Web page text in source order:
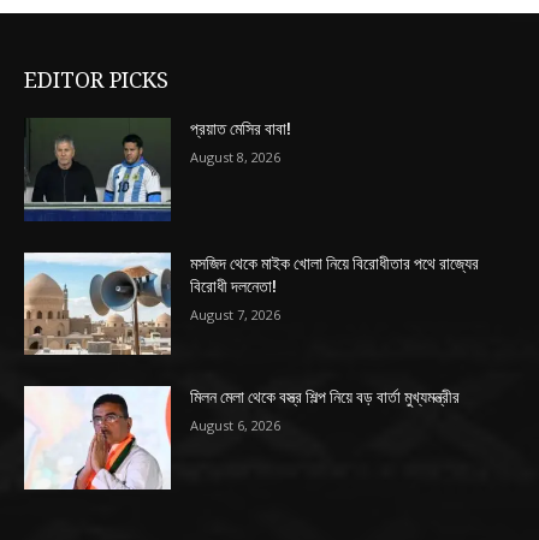
EDITOR PICKS
প্রয়াত মেসির বাবা!
August 8, 2026
মসজিদ থেকে মাইক খোলা নিয়ে বিরোধীতার পথে রাজ্যের
বিরোধী দলনেতা!
August 7, 2026
মিলন মেলা থেকে বস্ত্র শিল্প নিয়ে বড় বার্তা মুখ্যমন্ত্রীর
August 6, 2026